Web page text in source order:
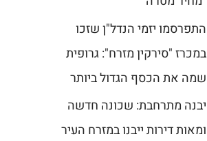
התפרסמו יזמי הנדל"ן שזכו
במכרז "סירקין מזרח": גרופית
שמה את הכסף הגדול ביותר
יבנה מתרחבת: שכונה חדשה
ומאות דירות ייבנו במזרח העיר